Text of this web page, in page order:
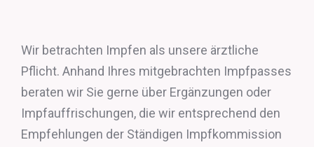
Wir betrachten Impfen als unsere ärztliche
Pflicht. Anhand Ihres mitgebrachten Impfpasses
beraten wir Sie gerne über Ergänzungen oder
Impfauffrischungen, die wir entsprechend den
Empfehlungen der Ständigen Impfkommission